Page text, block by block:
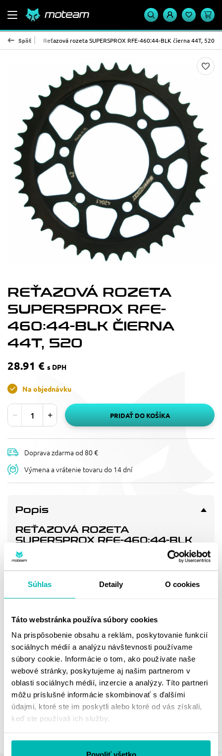
Súhlas Detaily O cookies
Táto webstránka používa súbory cookies
Na prispôsobenie obsahu a reklám, poskytovanie funkcií
sociálnych médií a analýzu návštevnosti používame
súbory cookie. Informácie o tom, ako používate naše
webové stránky, poskytujeme aj našim partnerom v
oblasti sociálnych médií, inzercie a analýzy. Títo partneri
môžu príslušné informácie skombinovať s ďalšími
údajmi, ktoré ste im poskytli alebo ktoré od vás získali,
keď ste používali ich služby.
Povoliť všetko
Späť
- oceľ Reťazová rozeta SUPERSPROX RFE-460:44-BLK čierna 44T, 520
REŤAZOVÁ ROZETA
SUPERSPROX RFE-
460:44-BLK ČIERNA
44T, 520
28.91 € s DPH
Na objednávku
PRIDAŤ DO KOŠÍKA
Doprava zdarma od 80 €
Výmena a vrátenie tovaru do 14 dní
Popis
REŤAZOVÁ ROZETA
SUPERSPROX RFE-460:44-BLK
ČIERNA 44T, 520
Pevnější zuby = vyšší životnost řetězové sady až o 10%.
Rozeta 44z, řetěz 520.
MOHLO BY SA VÁM
PÁČIŤ